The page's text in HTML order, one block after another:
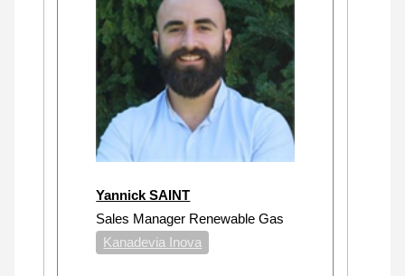
Yannick SAINT
Sales Manager Renewable Gas
Kanadevia Inova